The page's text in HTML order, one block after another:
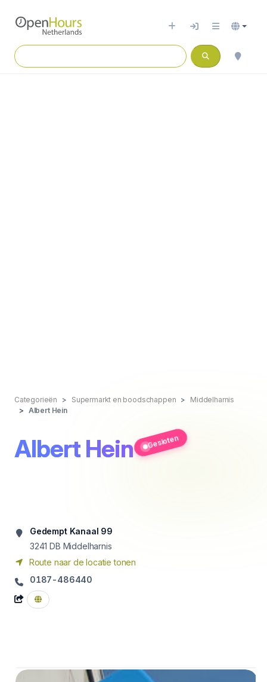
Categorieën Supermarkt en boodschappen
Middelharnis
Albert Hein
Albert Hein Gesloten
Gedempt Kanaal 99
3241 DB Middelharnis
Route naar de locatie tonen
0187-486440